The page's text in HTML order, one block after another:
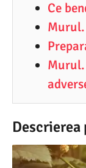
Ce
Descrierea